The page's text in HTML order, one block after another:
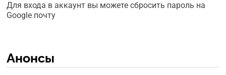
Для входа в аккаунт вы можете сбросить пароль на
Google почту
Анонсы